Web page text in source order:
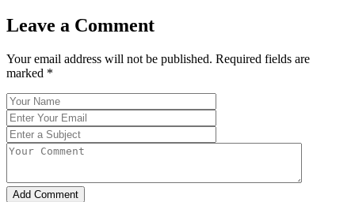
Leave a Comment
Your email address will not be published. Required fields are
marked *
Add Comment